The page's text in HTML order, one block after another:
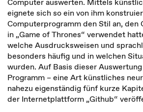
eignete sich so ein von ihm
Computerprogramm den Stil an, den
in „Game of Thrones“ verwendet
welche Ausdrucksweisen und
besonders häufig und in welchen
wurden. Auf Basis dieser
Programm – eine Art künstliches
nahezu eigenständig fünf kurze
der Internetplattform „Github“